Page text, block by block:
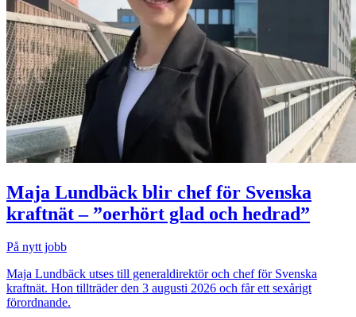
Maja Lundbäck blir chef för Svenska
kraftnät – ”oerhört glad och hedrad”
På nytt jobb
Maja Lundbäck utses till generaldirektör och chef för Svenska
kraftnät. Hon tillträder den 3 augusti 2026 och får ett sexårigt
förordnande.